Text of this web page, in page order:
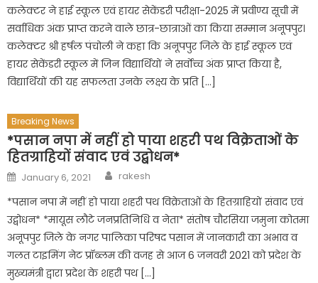
कलेक्टर ने हाई स्कूल एवं हायर सेकेंडरी परीक्षा-2025 में प्रवीण्य सूची में
सर्वाधिक अंक प्राप्त करने वाले छात्र-छात्राओं का किया सम्मान अनूपपुर।
कलेक्टर श्री हर्षल पंचोली ने कहा कि अनूपपुर जिले के हाई स्कूल एवं
हायर सेकेंडरी स्कूल में जिन विद्यार्थियों ने सर्वाेच्च अंक प्राप्त किया है,
विद्यार्थियों की यह सफलता उनके लक्ष्य के प्रति […]
Breaking News
*पसान नपा में नहीं हो पाया शहरी पथ विक्रेताओं के
हितग्राहियों संवाद एवं उद्बोधन*
Posted
on
January 6, 2021 Author
rakesh
*पसान नपा में नहीं हो पाया शहरी पथ विक्रेताओं के हितग्राहियों संवाद एवं
उद्बोधन* *मायूस लौटे जनप्रतिनिधि व नेता* संतोष चौरसिया जमुना कोतमा
अनूपपुर जिले के नगर पालिका परिषद पसान में जानकारी का अभाव व
गलत टाइमिंग नेट प्रॉब्लम की वजह से आज 6 जनवरी 2021 को प्रदेश के
मुख्यमंत्री द्वारा प्रदेश के शहरी पथ […]